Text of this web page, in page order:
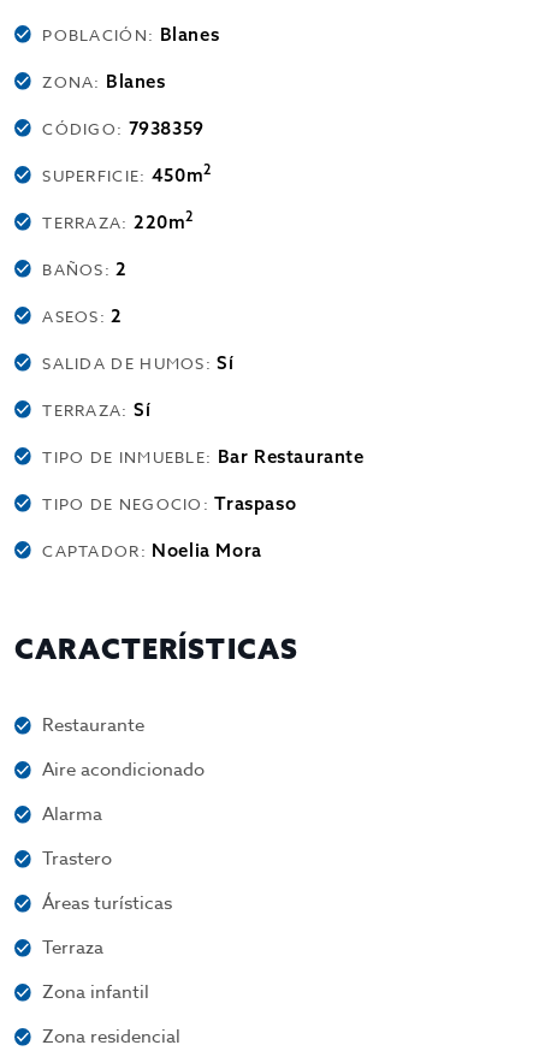
POBLACIÓN: Blanes
ZONA: Blanes
CÓDIGO: 7938359
SUPERFICIE: 450m2
TERRAZA: 220m2
BAÑOS:2
ASEOS:2
SALIDA DE HUMOS:Sí
TERRAZA: Sí
TIPO DE INMUEBLE: Bar Restaurante
TIPO DE NEGOCIO:Traspaso
CAPTADOR: Noelia Mora
CARACTERÍSTICAS
Restaurante
Aire acondicionado
Alarma
Trastero
Áreas turísticas
Terraza
Zona infantil
Zona residencial